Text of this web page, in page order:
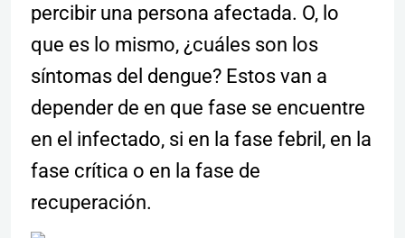
percibir una persona afectada. O, lo
que es lo mismo, ¿cuáles son los
síntomas del dengue? Estos van a
depender de en que fase se encuentre
en el infectado, si en la fase febril, en la
fase crítica o en la fase de
recuperación.